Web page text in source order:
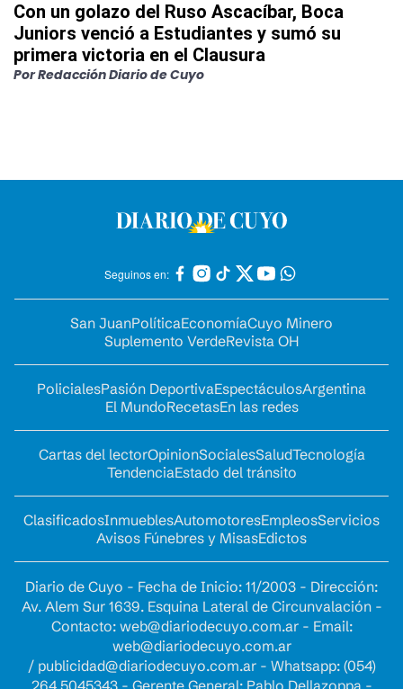
Con un golazo del Ruso Ascacíbar, Boca
Juniors venció a Estudiantes y sumó su
primera victoria en el Clausura
PorRedacción Diario de Cuyo
Seguinos en:
San JuanPolíticaEconomíaCuyo Minero
Suplemento VerdeRevista OH
PolicialesPasión DeportivaEspectáculosArgentina
El MundoRecetasEn las redes
Cartas del lectorOpinionSocialesSaludTecnología
TendenciaEstado del tránsito
ClasificadosInmueblesAutomotoresEmpleosServicios
Avisos Fúnebres y MisasEdictos
Diario de Cuyo - Fecha de Inicio: 11/2003 - Dirección:
Av. Alem Sur 1639. Esquina Lateral de Circunvalación -
Contacto: web@diariodecuyo.com.ar- Email:
web@diariodecuyo.com.ar
/ publicidad@diariodecuyo.com.ar- Whatsapp: (054)